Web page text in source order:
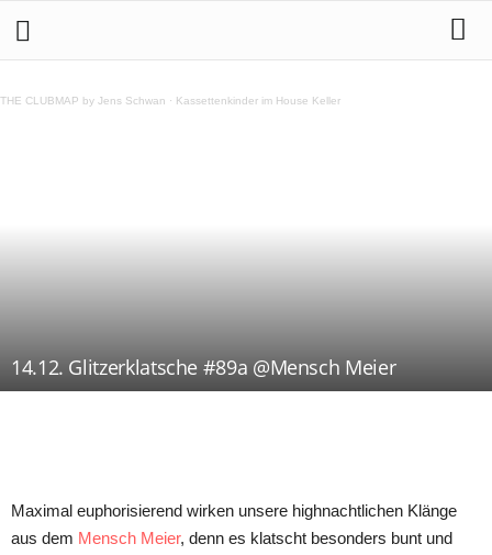
THE CLUBMAP by Jens Schwan · Kassettenkinder im House Keller
14.12. Glitzerklatsche #89a @Mensch Meier
Maximal euphorisierend wirken unsere highnachtlichen Klänge
aus dem Mensch Meier, denn es klatscht besonders bunt und